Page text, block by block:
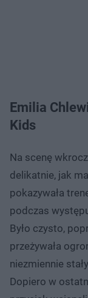
Emilia
Kids
Na scenę
delikatnie, jak
pokazywała
podczas
Było czysto,
przeżywała
niezmiennie
Dopiero w